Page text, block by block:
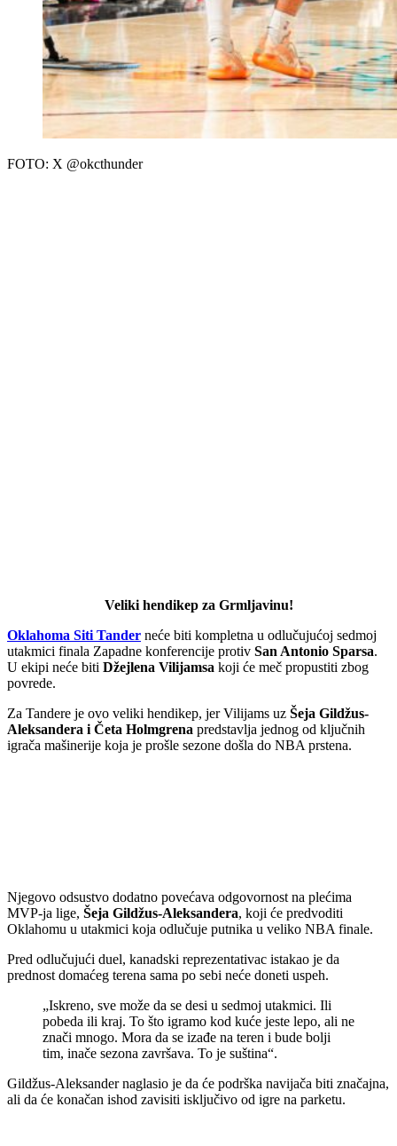
FOTO: X @okcthunder
Veliki hendikep za Grmljavinu!
Oklahoma Siti Tander neće biti kompletna u odlučujućoj sedmoj
utakmici finala Zapadne konferencije protiv San Antonio Sparsa.
U ekipi neće biti Džejlena Vilijamsa koji će meč propustiti zbog
povrede.
Za Tandere je ovo veliki hendikep, jer Vilijams uz Šeja Gildžus-
Aleksandera i Četa Holmgrena predstavlja jednog od ključnih
igrača mašinerije koja je prošle sezone došla do NBA prstena.
Njegovo odsustvo dodatno povećava odgovornost na plećima
MVP-ja lige, Šeja Gildžus-Aleksandera, koji će predvoditi
Oklahomu u utakmici koja odlučuje putnika u veliko NBA finale.
Pred odlučujući duel, kanadski reprezentativac istakao je da
prednost domaćeg terena sama po sebi neće doneti uspeh.
„Iskreno, sve može da se desi u sedmoj utakmici. Ili
pobeda ili kraj. To što igramo kod kuće jeste lepo, ali ne
znači mnogo. Mora da se izađe na teren i bude bolji
tim, inače sezona završava. To je suština“.
Gildžus-Aleksander naglasio je da će podrška navijača biti značajna,
ali da će konačan ishod zavisiti isključivo od igre na parketu.